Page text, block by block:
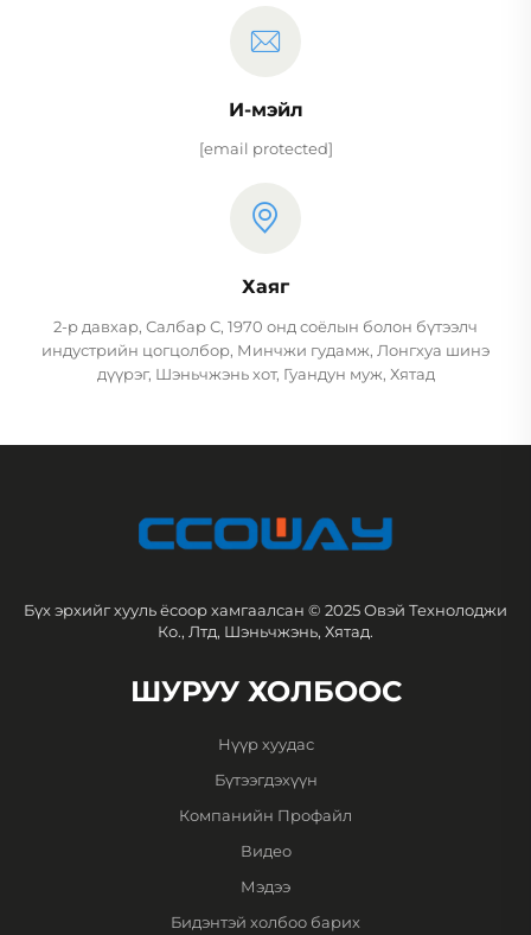
И-мэйл
[email protected]
Хаяг
2-р давхар, Салбар С, 1970 онд соёлын болон бүтээлч
индустрийн цогцолбор, Минчжи гудамж, Лонгхуа шинэ
дүүрэг, Шэньчжэнь хот, Гуандун муж, Хятад
Бүх эрхийг хууль ёсоор хамгаалсан © 2025 Овэй Технолоджи
Ко., Лтд, Шэньчжэнь, Хятад.
ШУРУУ ХОЛБООС
Нүүр хуудас
Бүтээгдэхүүн
Компанийн Профайл
Видео
Мэдээ
Бидэнтэй холбоо барих